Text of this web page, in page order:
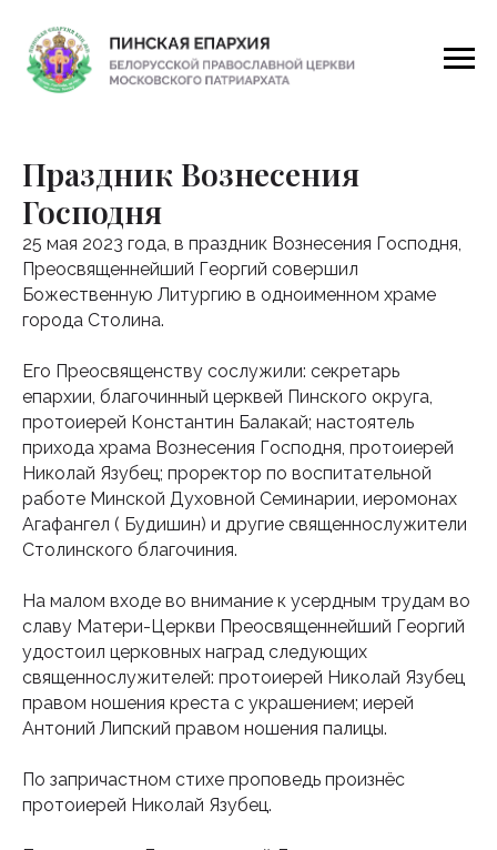
Праздник Вознесения
Господня
25 мая 2023 года, в праздник Вознесения Господня,
Преосвященнейший Георгий совершил
Божественную Литургию в одноименном храме
города Столина.
Его Преосвященству сослужили: секретарь
епархии, благочинный церквей Пинского округа,
протоиерей Константин Балакай; настоятель
прихода храма Вознесения Господня, протоиерей
Николай Язубец; проректор по воспитательной
работе Минской Духовной Семинарии, иеромонах
Агафангел ( Будишин) и другие священнослужители
Столинского благочиния.
На малом входе во внимание к усердным трудам во
славу Матери-Церкви Преосвященнейший Георгий
удостоил церковных наград следующих
священнослужителей: протоиерей Николай Язубец
правом ношения креста с украшением; иерей
Антоний Липский правом ношения палицы.
По запричастном стихе проповедь произнёс
протоиерей Николай Язубец.
Подпишитесь на наш
инстаграм